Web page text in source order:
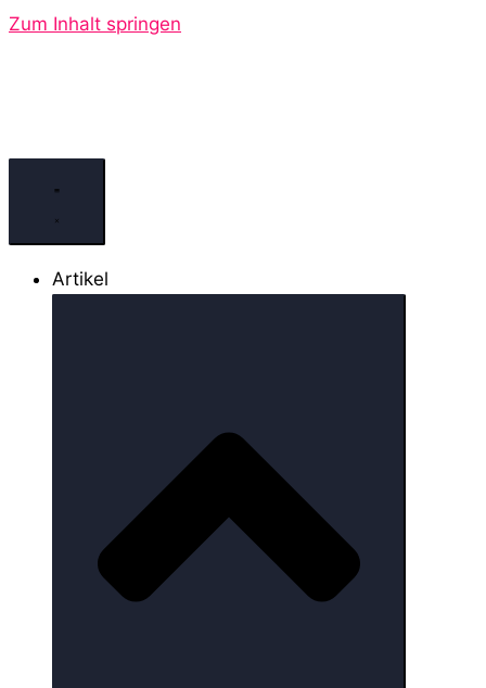
Zum Inhalt springen
Artikel